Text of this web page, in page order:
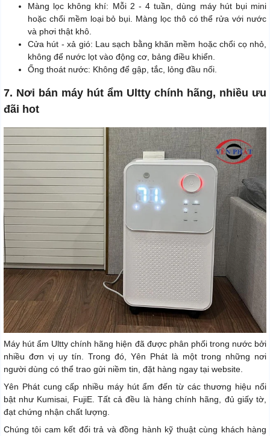
Màng lọc không khí: Mỗi 2 - 4 tuần, dùng máy hút bụi mini
hoặc chổi mềm loại bỏ bụi. Màng lọc thô có thể rửa với nước
và phơi thật khô.
Cửa hút - xả gió: Lau sạch bằng khăn mềm hoặc chổi cọ nhỏ,
không để nước lọt vào động cơ, bảng điều khiển.
Ống thoát nước: Không để gập, tắc, lỏng đầu nối.
7. Nơi bán máy hút ẩm Ultty chính hãng, nhiều ưu
đãi hot
Máy hút ẩm Ultty chính hãng hiện đã được phân phối trong nước bởi
nhiều đơn vị uy tín. Trong đó, Yên Phát là một trong những nơi
người dùng có thể trao gửi niềm tin, đặt hàng ngay tại website.
Yên Phát cung cấp nhiều máy hút ẩm đến từ các thương hiệu nổi
bật như Kumisai, FujiE. Tất cả đều là hàng chính hãng, đủ giấy tờ,
đạt chứng nhận chất lượng.
Chúng tôi cam kết đổi trả và đồng hành kỹ thuật cùng khách hàng